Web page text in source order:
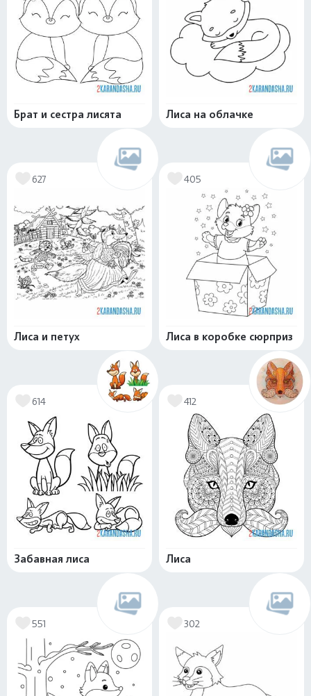
Брат и сестра лисята Лиса на облачке
627
Лиса и петух
405
Лиса в коробке сюрприз
614
Забавная лиса
412
Лиса
551 302